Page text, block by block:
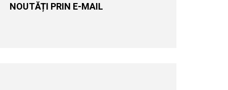
NOUTĂȚI PRIN E-MAIL